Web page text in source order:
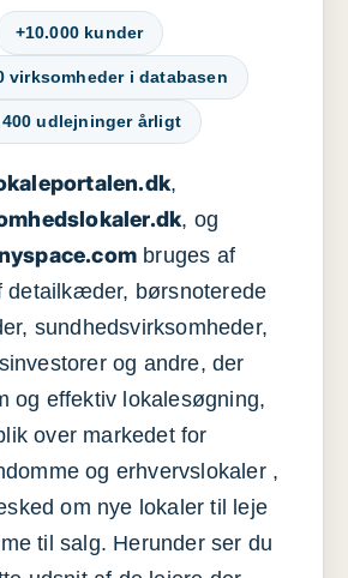
+10.000 kunder
virksomheder i databasen
udlejninger årligt
,
, og
bruges af
detailkæder, børsnoterede
sundhedsvirksomheder,
og andre, der
og effektiv lokalesøgning,
over markedet for
og erhvervslokaler ,
om nye lokaler til leje
til salg. Herunder ser du